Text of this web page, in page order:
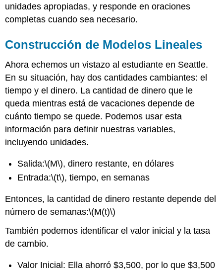
unidades apropiadas, y responde en oraciones
completas cuando sea necesario.
Construcción de Modelos Lineales
Ahora echemos un vistazo al estudiante en Seattle.
En su situación, hay dos cantidades cambiantes: el
tiempo y el dinero. La cantidad de dinero que le
queda mientras está de vacaciones depende de
cuánto tiempo se quede. Podemos usar esta
información para definir nuestras variables,
incluyendo unidades.
Salida:\(M\), dinero restante, en dólares
Entrada:\(t\), tiempo, en semanas
Entonces, la cantidad de dinero restante depende del
número de semanas:\(M(t)\)
También podemos identificar el valor inicial y la tasa
de cambio.
Valor Inicial: Ella ahorró $3,500, por lo que $3,500